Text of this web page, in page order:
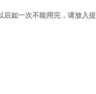
如一次不能用完，请放入提